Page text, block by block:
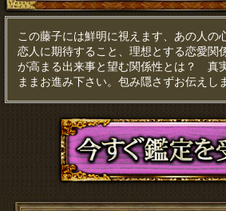
この藤子には鮮明に視えます、あの人
恋人に期待すること、理想とする恋愛関
が高まる出来事と望む関係性とは？ 真
ままお進み下さい。包み隠さずお伝えし